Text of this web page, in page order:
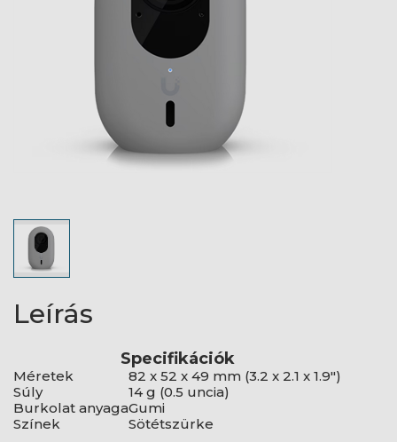
Leírás
Specifikációk
Méretek
82 x 52 x 49 mm (3.2 x 2.1 x 1.9")
Súly
14 g (0.5 uncia)
Burkolat anyagaGumi
Színek
Sötétszürke